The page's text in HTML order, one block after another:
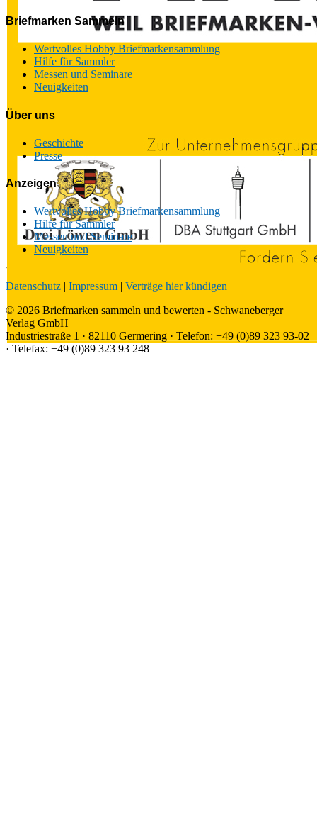
Briefmarken Sammeln
Wertvolles Hobby Briefmarkensammlung
Hilfe für Sammler
Messen und Seminare
Neuigkeiten
Über uns
Geschichte
Presse
Anzeigen
Wertvolles Hobby Briefmarkensammlung
Hilfe für Sammler
Messen und Seminare
Neuigkeiten
Datenschutz | Impressum | Verträge hier kündigen
© 2026 Briefmarken sammeln und bewerten - Schwaneberger
Verlag GmbH
Industriestraße 1 · 82110 Germering · Telefon: +49 (0)89 323 93-02
· Telefax: +49 (0)89 323 93 248